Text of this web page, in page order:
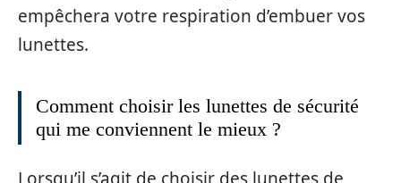
empêchera votre respiration d’embuer vos
lunettes.
Comment choisir les lunettes de sécurité
qui me conviennent le mieux ?